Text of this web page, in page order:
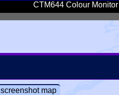
CTM644 Colour Monitor
screenshot map